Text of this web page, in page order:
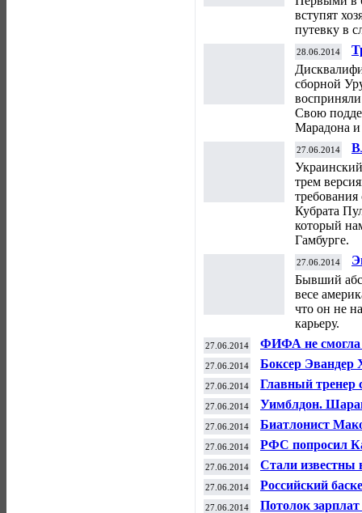
вступят
путевку в
28.06.2014
сборной
Свою
Марадона и
27.06.2014
трем
требования
Кубрата
который
Гамбурге.
27.06.2014
Бывший
весе
что он не
карьеру.
27.06.2014
ФИФА не смогла
светившего
27.06.2014
Боксер Эвандер
на ринг
27.06.2014
Главный тренер
футболу Сафет
27.06.2014 Уимблдон.
27.06.2014 Биатлонист
27.06.2014
РФС попросил
России
27.06.2014 Стали известны
27.06.2014
Российский
на драфте НБА
27.06.2014 Потолок